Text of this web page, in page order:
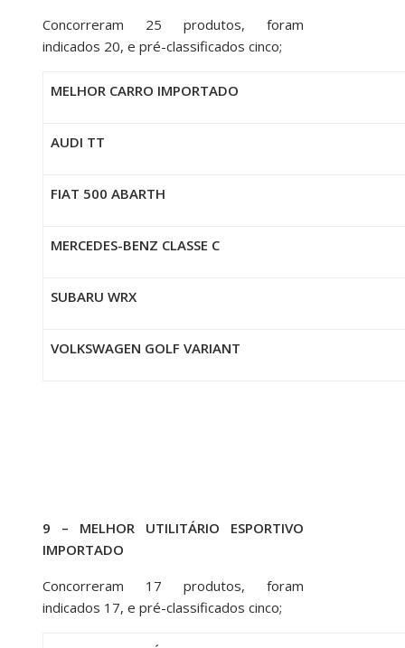
Concorreram 25 produtos, foram
indicados 20, e pré-classificados cinco;
MELHOR CARRO IMPORTADO
AUDI TT
FIAT 500 ABARTH
MERCEDES-BENZ CLASSE C
SUBARU WRX
VOLKSWAGEN GOLF VARIANT
9 – MELHOR UTILITÁRIO ESPORTIVO
IMPORTADO
Concorreram 17 produtos, foram
indicados 17, e pré-classificados cinco;